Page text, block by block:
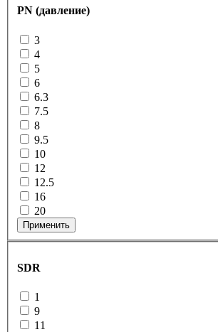
PN (давление)
3
4
5
6
6.3
7.5
8
9.5
10
12
12.5
16
20
Применить
SDR
1
9
11